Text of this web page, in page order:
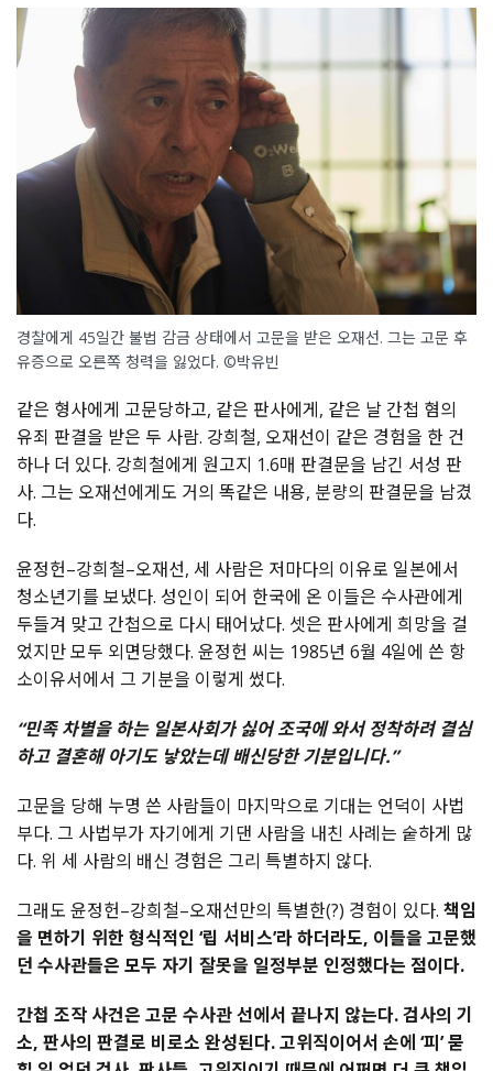
경찰에게 45일간 불법 감금 상태에서 고문을 받은 오재선. 그는 고문 후
유증으로 오른쪽 청력을 잃었다. ©박유빈
같은 형사에게 고문당하고, 같은 판사에게, 같은 날 간첩 혐의
유죄 판결을 받은 두 사람. 강희철, 오재선이 같은 경험을 한 건
하나 더 있다. 강희철에게 원고지 1.6매 판결문을 남긴 서성 판
사. 그는 오재선에게도 거의 똑같은 내용, 분량의 판결문을 남겼
다.
윤정헌–강희철–오재선, 세 사람은 저마다의 이유로 일본에서
청소년기를 보냈다. 성인이 되어 한국에 온 이들은 수사관에게
두들겨 맞고 간첩으로 다시 태어났다. 셋은 판사에게 희망을 걸
었지만모두 외면당했다. 윤정헌 씨는 1985년 6월 4일에 쓴 항
소이유서에서 그 기분을 이렇게 썼다.
“민족 차별을 하는 일본사회가 싫어조국에 와서 정착하려 결심
하고 결혼해 아기도 낳았는데 배신당한 기분입니다.”
고문을 당해 누명 쓴 사람들이 마지막으로 기대는 언덕이 사법
부다. 그 사법부가 자기에게 기댄 사람을 내친 사례는 숱하게 많
다. 위 세 사람의 배신 경험은 그리 특별하지 않다.
그래도 윤정헌–강희철–오재선만의 특별한(?) 경험이 있다. 책임
을 면하기 위한 형식적인 ‘립 서비스’라하더라도, 이들을 고문했
던 수사관들은 모두 자기 잘못을 일정부분 인정했다는 점이다.
간첩 조작 사건은 고문 수사관선에서 끝나지 않는다.검사의 기
소, 판사의 판결로 비로소 완성된다.고위직이어서 손에 ‘피’묻